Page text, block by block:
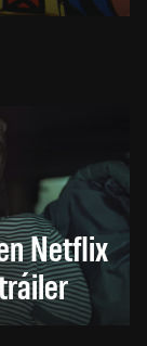
Netflix